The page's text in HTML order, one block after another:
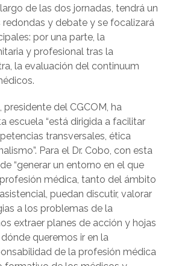
de las dos jornadas, tendrá un
y debate y se focalizará
por una parte, la
y profesional tras la
la evaluación del continuum
presidente del CGCOM, ha
escuela “está dirigida a facilitar
transversales, ética
Para el Dr. Cobo, con esta
“generar un entorno en el que
médica, tanto del ámbito
puedan discutir, valorar
a los problemas de la
extraer planes de acción y hojas
queremos ir en la
de la profesión médica